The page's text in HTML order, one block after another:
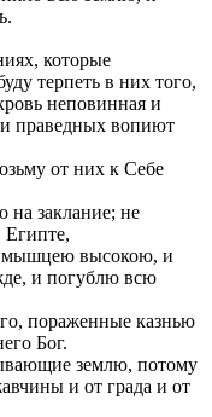
которые
терпеть в них того,
неповинная и
праведных вопиют
от них к Себе
на заклание; не
мышцею высокою, и
и погублю всю
пораженные казнью
Бог.
землю, потому
и от града и от